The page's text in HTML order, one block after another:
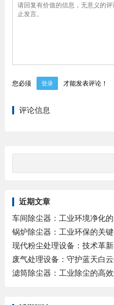
您必须 登录 才能发表评论！
评论信息
近期文章
车间除尘器：工业环境净化
锅炉除尘器：工业环保的关
现代粉尘处理设备：技术革
废气处理设备：守护蓝天白
滤筒除尘器：工业除尘的高